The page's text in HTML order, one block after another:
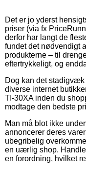
Det er jo yderst
priser (via fx
derfor har langt de
fundet det nødvendigt
produkterne – til
eftertrykkeligt, og
Dog kan det
diverse internet
TI-30XA inden du
modtage den bedste
Man må blot ikke
annoncerer deres
ubegribelig
en uærlig shop.
en forordning, hvilket